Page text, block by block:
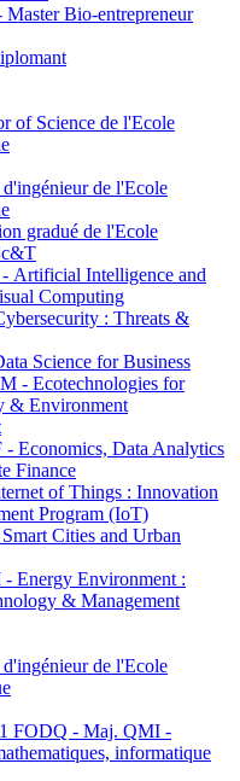
Bio-entrepreneur
of Science de l'Ecole
de l'Ecole
gradué de l'Ecole
Artificial Intelligence and
Computing
: Threats &
Science for Business
- Ecotechnologies for
& Environment
Economics, Data Analytics
Finance
of Things : Innovation
Program (IoT)
Cities and Urban
Energy Environment :
& Management
de l'Ecole
FODQ - Maj. QMI -
informatique